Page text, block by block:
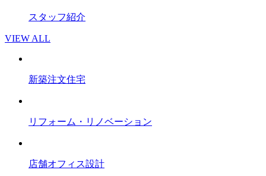
スタッフ紹介
VIEW ALL
新築注文住宅
リフォーム・リノベーション
店舗オフィス設計